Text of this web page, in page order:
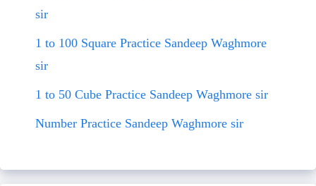
sir
1 to 100 Square Practice Sandeep Waghmore
sir
1 to 50 Cube Practice Sandeep Waghmore sir
Number Practice Sandeep Waghmore sir